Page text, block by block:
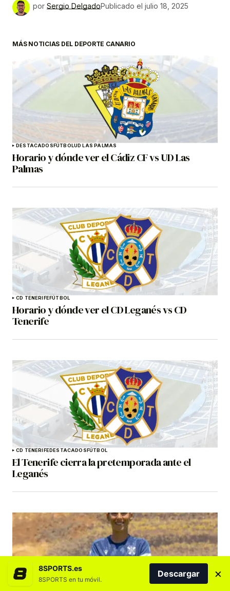
por Sergio DelgadoPublicado el julio 18, 2025
MÁS NOTICIAS DEL DEPORTE CANARIO
DESTACADOSFÚTBOLUD LAS PALMAS
Horario y dónde ver el Cádiz CF vs UD Las
Palmas
CD TENERIFEFÚTBOL
Horario y dónde ver el CD Leganés vs CD
Tenerife
CD TENERIFEDESTACADOSFÚTBOL
El Tenerife cierra la pretemporada ante el
Leganés
8SPORTS.es
8SPORTS en tu móvil.
Descargar ×